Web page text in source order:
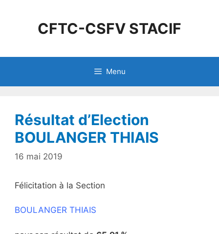
CFTC-CSFV STACIF
Menu
Résultat d’Election
BOULANGER THIAIS
16 mai 2019
Félicitation à la Section
BOULANGER THIAIS